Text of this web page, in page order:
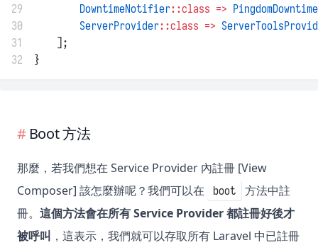
29
DowntimeNotifier::class =>
30
ServerProvider::class =>
31
    ];
32
}
Boot 方法
那麼，若我們想在 Service Provider 內註冊 [View
Composer] 該怎麼辦呢？我們可以在
boot
方法中註
冊。 這個方法會在所有 Service Provider 都註冊好後才
被呼叫 ，這表示，我們就可以存取所有 Laravel 中已註冊